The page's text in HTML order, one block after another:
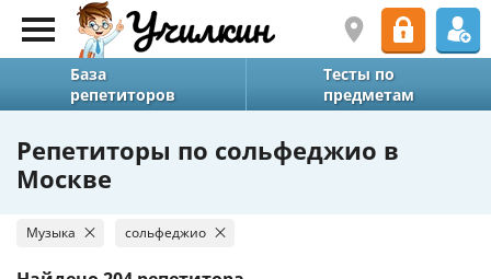
База
репетиторов
Тесты по
предметам
Репетиторы по сольфеджио в
Москве
Музыка сольфеджио